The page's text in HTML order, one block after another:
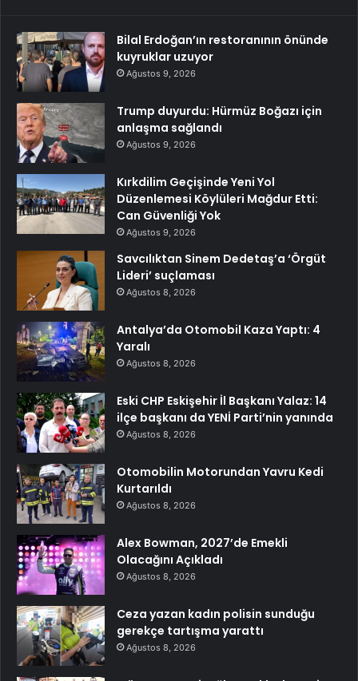
Bilal Erdoğan’ın restoranının önünde
kuyruklar uzuyor
Ağustos 9, 2026
Trump duyurdu: Hürmüz Boğazı için
anlaşma sağlandı
Ağustos 9, 2026
Kırkdilim Geçişinde Yeni Yol
Düzenlemesi Köylüleri Mağdur Etti:
Can Güvenliği Yok
Ağustos 9, 2026
Savcılıktan Sinem Dedetaş’a ‘Örgüt
Lideri’ suçlaması
Ağustos 8, 2026
Antalya’da Otomobil Kaza Yaptı: 4
Yaralı
Ağustos 8, 2026
Eski CHP Eskişehir İl Başkanı Yalaz: 14
ilçe başkanı da YENİ Parti’nin yanında
Ağustos 8, 2026
Otomobilin Motorundan Yavru Kedi
Kurtarıldı
Ağustos 8, 2026
Alex Bowman, 2027’de Emekli
Olacağını Açıkladı
Ağustos 8, 2026
Ceza yazan kadın polisin sunduğu
gerekçe tartışma yarattı
Ağustos 8, 2026